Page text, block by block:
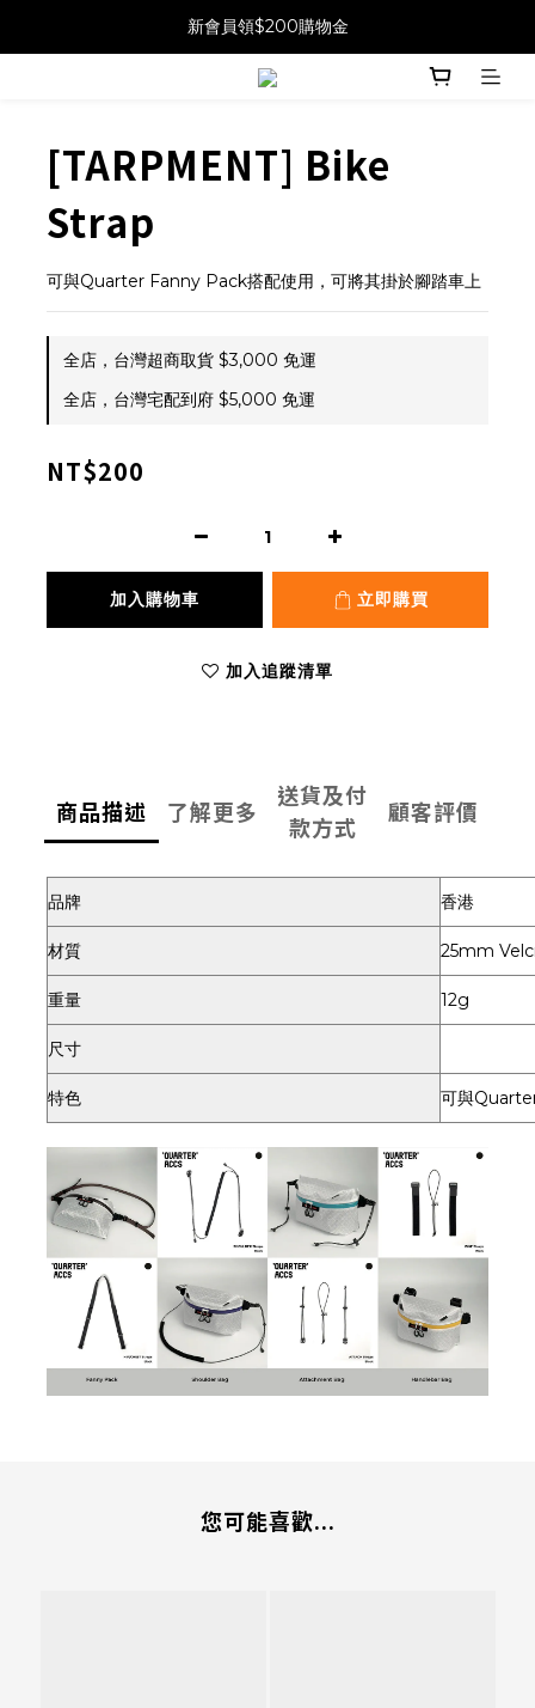
新會員領$200購物金
[TARPMENT] Bike
Strap
可與Quarter Fanny Pack搭配使用，可將其掛於腳踏車上
全店，台灣超商取貨 $3,000 免運
全店，台灣宅配到府 $5,000 免運
NT$200
加入購物車 立即購買
加入追蹤清單
商品描述 了解更多
送貨及付
款方式
顧客評價
品牌 香港
材質 25mm
重量 12g
尺寸
特色 可與
您可能喜歡...